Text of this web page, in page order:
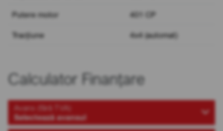
Putere motor 401 CP
Tracțiune 4x4 (automat)
Calculator Finanțare
Avans (fără TVA)
Selectează avansul